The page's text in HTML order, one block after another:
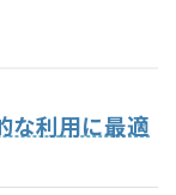
な利用に最適